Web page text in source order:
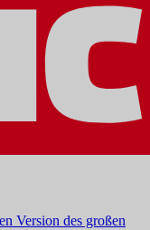
Version des großen